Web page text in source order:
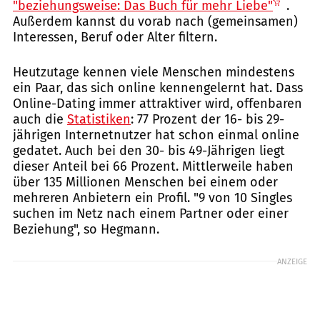
"beziehungsweise: Das Buch für mehr Liebe"
.
Außerdem kannst du vorab nach (gemeinsamen)
Interessen, Beruf oder Alter filtern.
Heutzutage kennen viele Menschen mindestens
ein Paar, das sich online kennengelernt hat. Dass
Online-Dating immer attraktiver wird, offenbaren
auch die Statistiken: 77 Prozent der 16- bis 29-
jährigen Internetnutzer hat schon einmal online
gedatet. Auch bei den 30- bis 49-Jährigen liegt
dieser Anteil bei 66 Prozent. Mittlerweile haben
über 135 Millionen Menschen bei einem oder
mehreren Anbietern ein Profil. "9 von 10 Singles
suchen im Netz nach einem Partner oder einer
Beziehung", so Hegmann.
ANZEIGE